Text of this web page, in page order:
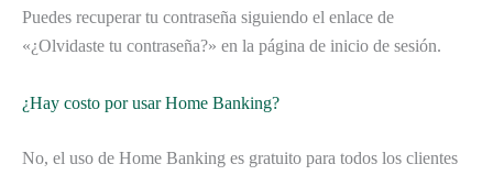
Puedes recuperar tu contraseña siguiendo el enlace de
«¿Olvidaste tu contraseña?» en la página de inicio de sesión.
¿Hay costo por usar Home Banking?
No, el uso de Home Banking es gratuito para todos los clientes